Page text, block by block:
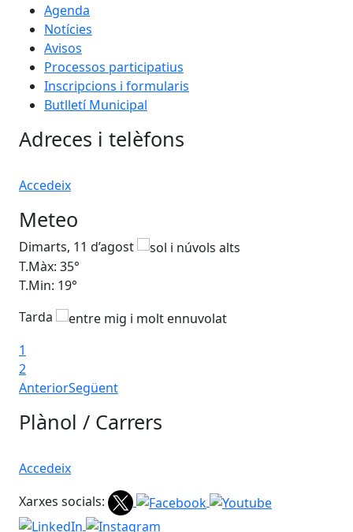
Agenda
Notícies
Avisos
Processos participatius
Inscripcions i formularis
Butlletí Municipal
Adreces i telèfons
Accedeix
Meteo
Dimarts, 11 d’agost
T.Màx: 35°
T.Min: 19°
Tarda
1
2
AnteriorSegüent
Plànol / Carrers
Accedeix
Xarxes socials: